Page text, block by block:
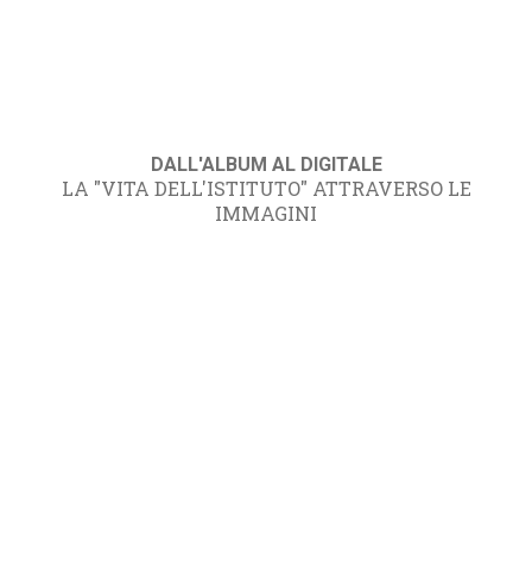
DALL'ALBUM AL DIGITALE
LA "VITA DELL'ISTITUTO" ATTRAVERSO LE
IMMAGINI